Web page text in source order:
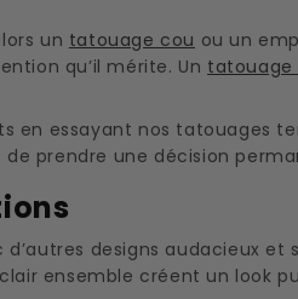
un tatouage cou ou un
qu’il mérite. Un tatouage
en essayant nos tatouages
prendre une décision
designs audacieux et
ensemble créent un look